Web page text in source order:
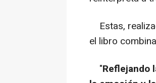
Estas,
el libro
"Reflejando